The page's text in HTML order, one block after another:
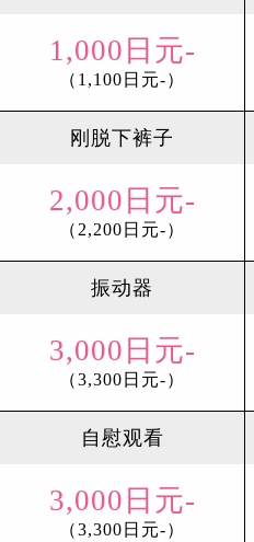
1,000日元-
（1,100日元-）
刚脱下裤子
2,000日元-
（2,200日元-）
振动器
3,000日元-
（3,300日元-）
自慰观看
3,000日元-
（3,300日元-）